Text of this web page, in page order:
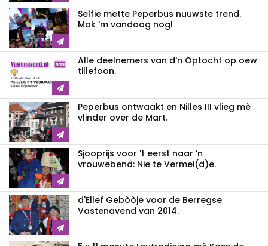
Selfie mette Peperbus nuuwste trend.
Mak 'm vandaag nog!
Alle deelnemers van d'n Optocht op oew
tillefoon.
Peperbus ontwaakt en Nilles III vlieg mè
vlinder over de Mart.
Sjooprijs voor 't eerst naar 'n
vrouwebend: Nie te Vermei(d)e.
d'Ellef Gebòòje voor de Berregse
Vastenavend van 2014.